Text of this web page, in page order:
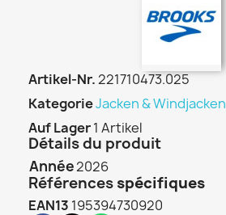
Artikel-Nr.221710473.025
KategorieJacken & Windjacken
Auf Lager1 Artikel
Détails du produit
Année2026
Références spécifiques
EAN13 195394730920